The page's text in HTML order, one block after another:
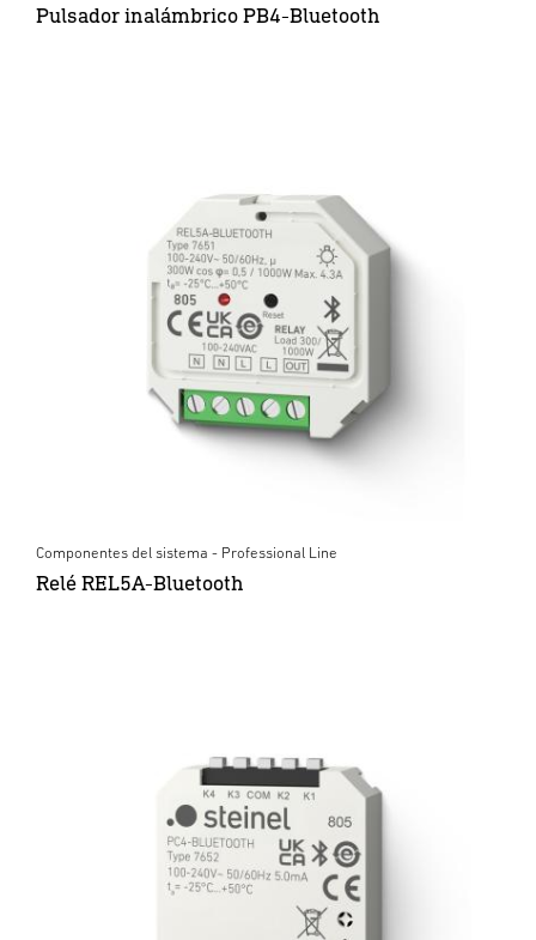
Pulsador inalámbrico PB4-Bluetooth
Componentes del sistema - Professional Line
Relé REL5A-Bluetooth